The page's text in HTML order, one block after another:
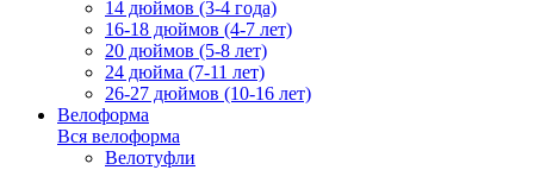
14 дюймов (3-4 года)
16-18 дюймов (4-7 лет)
20 дюймов (5-8 лет)
24 дюйма (7-11 лет)
26-27 дюймов (10-16 лет)
Велоформа
Вся велоформа
Велотуфли